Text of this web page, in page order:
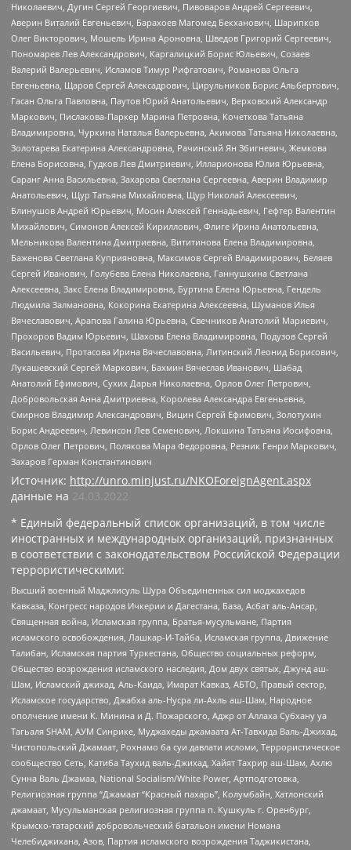
Николаевич, Дугин Сергей Георгиевич, Пивоваров Андрей Сергеевич,
Аверин Виталий Евгеньевич, Барахоев Магомед Бекханович, Шарипков
Олег Викторович, Мошель Ирина Ароновна, Шведов Григорий Сергеевич,
Пономарев Лев Александрович, Каргалицкий Борис Юльевич, Созаев
Валерий Валерьевич, Исламов Тимур Рифгатович, Романова Ольга
Евгеньевна, Щаров Сергей Алексадрович, Цирульников Борис Альбертович,
Гасан Ольга Павловна, Паутов Юрий Анатольевич, Верховский Александр
Маркович, Пислакова-Паркер Марина Петровна, Кочеткова Татьяна
Владимировна, Чуркина Наталья Валерьевна, Акимова Татьяна Николаевна,
Золотарева Екатерина Александровна, Рачинский Ян Збигневич, Жемкова
Елена Борисовна, Гудков Лев Дмитриевич, Илларионова Юлия Юрьевна,
Саранг Анна Васильевна, Захарова Светлана Сергеевна, Аверин Владимир
Анатольевич, Щур Татьяна Михайловна, Щур Николай Алексеевич,
Блинушов Андрей Юрьевич, Мосин Алексей Геннадьевич, Гефтер Валентин
Михайлович, Симонов Алексей Кириллович, Флиге Ирина Анатольевна,
Мельникова Валентина Дмитриевна, Вититинова Елена Владимировна,
Баженова Светлана Куприяновна, Максимов Сергей Владимирович, Беляев
Сергей Иванович, Голубева Елена Николаевна, Ганнушкина Светлана
Алексеевна, Закс Елена Владимировна, Буртина Елена Юрьевна, Гендель
Людмила Залмановна, Кокорина Екатерина Алексеевна, Шуманов Илья
Вячеславович, Арапова Галина Юрьевна, Свечников Анатолий Мариевич,
Прохоров Вадим Юрьевич, Шахова Елена Владимировна, Подузов Сергей
Васильевич, Протасова Ирина Вячеславовна, Литинский Леонид Борисович,
Лукашевский Сергей Маркович, Бахмин Вячеслав Иванович, Шабад
Анатолий Ефимович, Сухих Дарья Николаевна, Орлов Олег Петрович,
Добровольская Анна Дмитриевна, Королева Александра Евгеньевна,
Смирнов Владимир Александрович, Вицин Сергей Ефимович, Золотухин
Борис Андреевич, Левинсон Лев Семенович, Локшина Татьяна Иосифовна,
Орлов Олег Петрович, Полякова Мара Федоровна, Резник Генри Маркович,
Захаров Герман Константинович
Источник: http://unro.minjust.ru/NKOForeignAgent.aspx
данные на 24.03.2022
* Единый федеральный список организаций, в том числе
иностранных и международных организаций, признанных
в соответствии с законодательством Российской Федерации
террористическими:
Высший военный Маджлисуль Шура Объединенных сил моджахедов
Кавказа, Конгресс народов Ичкерии и Дагестана, База, Асбат аль-Ансар,
Священная война, Исламская группа, Братья-мусульмане, Партия
исламского освобождения, Лашкар-И-Тайба, Исламская группа, Движение
Талибан, Исламская партия Туркестана, Общество социальных реформ,
Общество возрождения исламского наследия, Дом двух святых, Джунд аш-
Шам, Исламский джихад, Аль-Каида, Имарат Кавказ, АБТО, Правый сектор,
Исламское государство, Джабха аль-Нусра ли-Ахль аш-Шам, Народное
ополчение имени К. Минина и Д. Пожарского, Аджр от Аллаха Субхану уа
Тагьаля SHAM, АУМ Синрике, Муджахеды джамаата Ат-Тавхида Валь-Джихад,
Чистопольский Джамаат, Рохнамо ба суи давлати исломи, Террористическое
сообщество Сеть, Катиба Таухид валь-Джихад, Хайят Тахрир аш-Шам, Ахлю
Сунна Валь Джамаа, National Socialism/White Power, Артподготовка,
Религиозная группа “Джамаат “Красный пахарь”, Колумбайн, Хатлонский
джамаат, Мусульманская религиозная группа п. Кушкуль г. Оренбург,
Крымско-татарский добровольческий батальон имени Номана
Челебиджихана, Азов, Партия исламского возрождения Таджикистана,